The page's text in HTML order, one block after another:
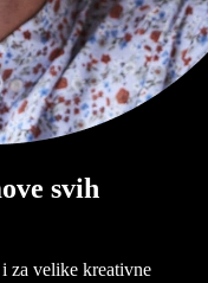
svih
za velike kreativne